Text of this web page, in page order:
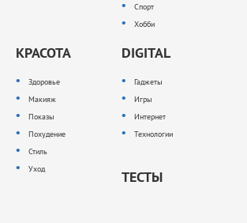
Спорт
Хобби
КРАСОТА
Здоровье
Макияж
Показы
Похудение
Стиль
Уход
DIGITAL
Гаджеты
Игры
Интернет
Технологии
ТЕСТЫ